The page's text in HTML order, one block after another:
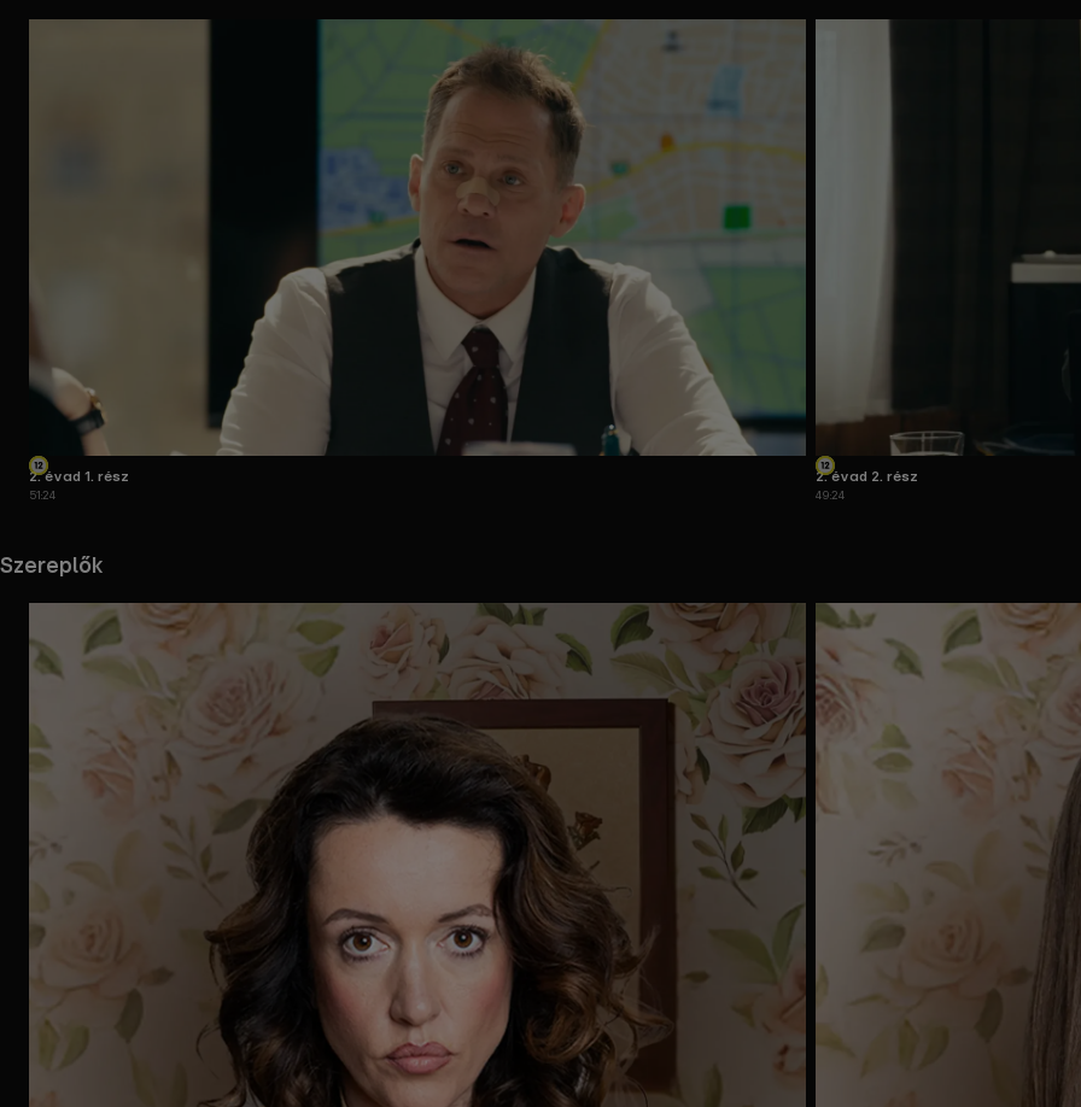
2. évad 1. rész
51:24
2. évad 2. rész
49:24
Szereplők